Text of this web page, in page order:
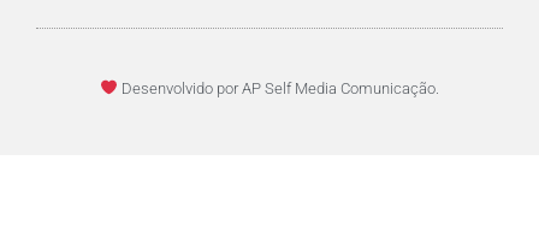
Desenvolvido por AP Self Media Comunicação.